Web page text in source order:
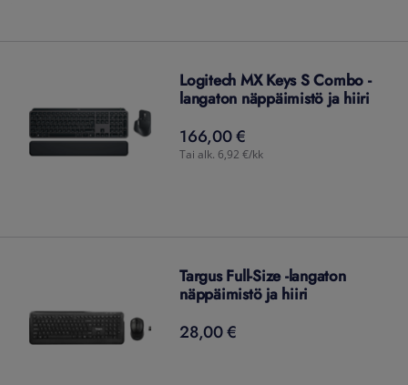
Logitech MX Keys S Combo -
langaton näppäimistö ja hiiri
166,00 €
166,00€
Tai alk. 6,92 €/kk
Targus Full-Size -langaton
näppäimistö ja hiiri
28,00 €
28,00€